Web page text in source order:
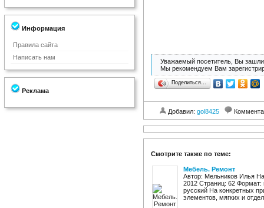
Информация
Правила сайта
Написать нам
Реклама
Уважаемый посетитель, Вы зашли
Мы рекомендуем Вам
Поделиться…
Добавил: gol8425
Смотрите также по теме:
Мебель. Ремонт
Автор: Мельников Илья
2012 Страниц: 62
русский На конкретных
элементов, мягких и